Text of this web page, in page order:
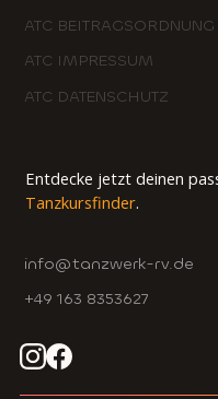
ATC BEITRAGSORDNUNG
ATC IMPRESSUM
ATC DATENSCHUTZ
Entdecke jetzt deinen
Tanzkursfinder.
info@tanzwerk-rv.de
+49 163 8353627